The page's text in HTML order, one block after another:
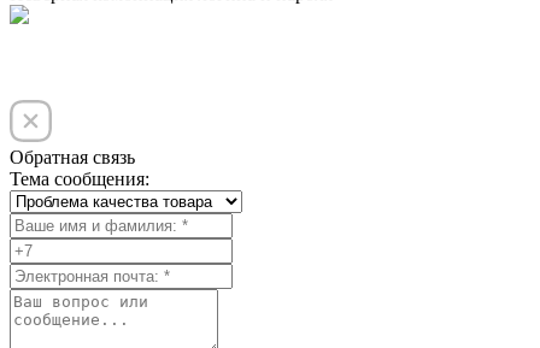
Обратная связь
Тема сообщения: